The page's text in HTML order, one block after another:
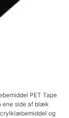
PET Tape
ene side af blæk
og